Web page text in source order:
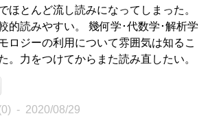
ほとんど流し読みになってしまった。
的読みやすい。 幾何学･代数学･解析学
ロジーの利用について雰囲気は知るこ
。力をつけてからまた読み直したい。
2020/08/29